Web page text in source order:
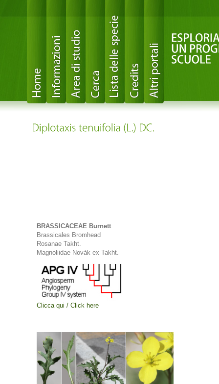
BRASSICACEAE Burnett
Brassicales Bromhead
Rosanae Takht.
Magnoliidae Novák ex Takht.
Clicca qui / Click here